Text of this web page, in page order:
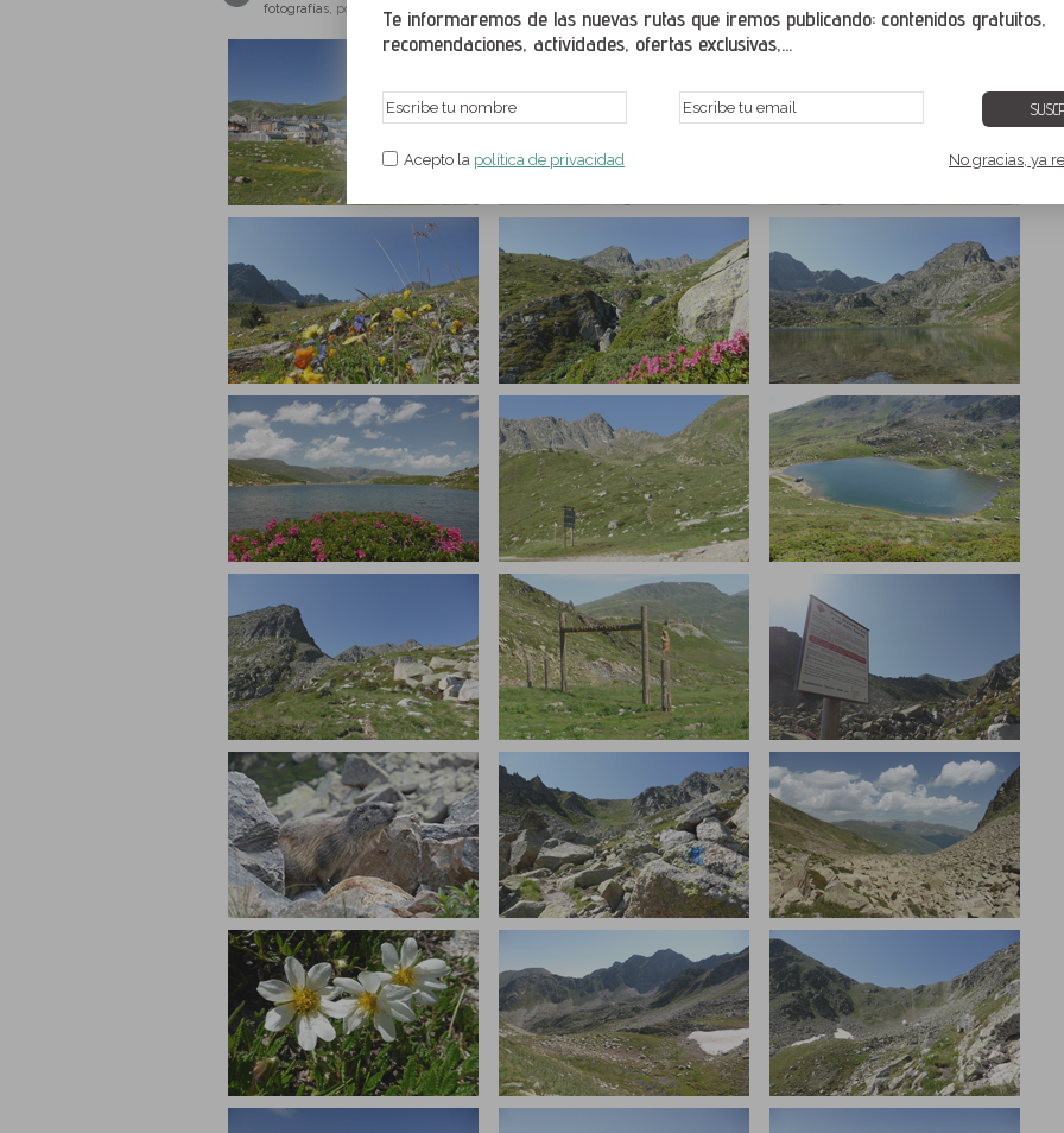
Te informaremos de las nuevas rutas que iremos publicando: contenidos gratuitos,
recomendaciones, actividades, ofertas exclusivas,...
Acepto la política de privacidad No gracias, ya
fotografías, por favor, ten tu navegador web actualizado con una de sus últimas versiones.